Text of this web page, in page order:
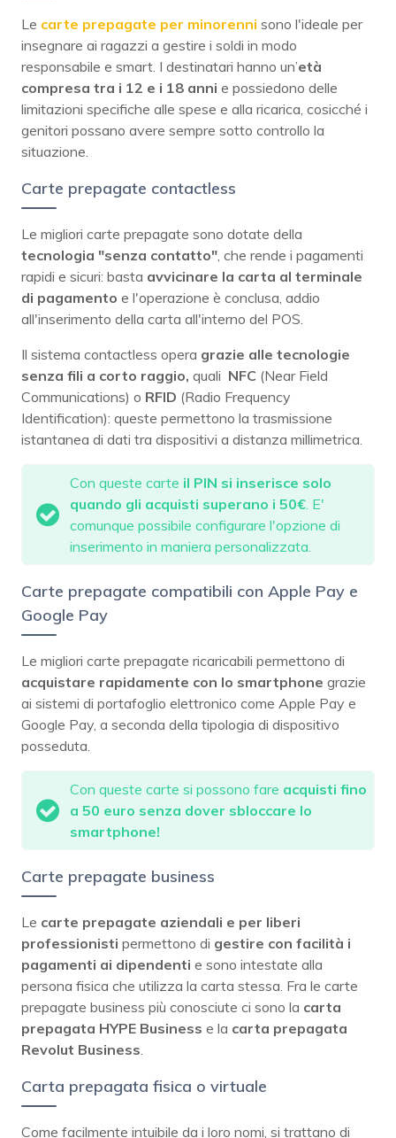
Le carte prepagate per minorenni sono l'ideale per
insegnare ai ragazzi a gestire i soldi in modo
responsabile e smart. I destinatari hanno un’età
compresa tra i 12 e i 18 anni e possiedono delle
limitazioni specifiche alle spese e alla ricarica, cosicché i
genitori possano avere sempre sotto controllo la
situazione.
Carte prepagate contactless
Le migliori carte prepagate sono dotate della
tecnologia "senza contatto" , che rende i pagamenti
rapidi e sicuri: basta avvicinare la carta al terminale
di pagamento e l'operazione è conclusa, addio
all'inserimento della carta all'interno del POS.
Il sistema contactless opera grazie alle tecnologie
senza fili a corto raggio, quali NFC (Near Field
Communications) o RFID (Radio Frequency
Identification): queste permettono la trasmissione
istantanea di dati tra dispositivi a distanza millimetrica.
Con queste carte il PIN si inserisce solo
quando gli acquisti superano i 50€ . E'
comunque possibile configurare l'opzione di
inserimento in maniera personalizzata.
Carte prepagate compatibili con Apple Pay e
Google Pay
Le migliori carte prepagate ricaricabili permettono di
acquistare rapidamente con lo smartphone grazie
ai sistemi di portafoglio elettronico come Apple Pay e
Google Pay, a seconda della tipologia di dispositivo
posseduta.
Con queste carte si possono fare acquisti fino
a 50 euro senza dover sbloccare lo
smartphone!
Carte prepagate business
Le carte prepagate aziendali e per liberi
professionisti permettono di gestire con facilità i
pagamenti ai dipendenti e sono intestate alla
persona fisica che utilizza la carta stessa. Fra le carte
prepagate business più conosciute ci sono la carta
prepagata HYPE Business e la carta prepagata
Revolut Business
Carta prepagata fisica o virtuale
Come facilmente intuibile da i loro nomi, si trattano di